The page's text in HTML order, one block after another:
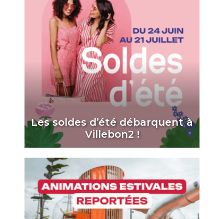
Les soldes d’été débarquent à
Villebon2 !